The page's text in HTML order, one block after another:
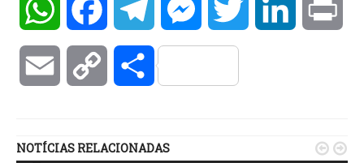
WhatsAppFacebookTelegramMessengerTwitter LinkedIn
Email Copy Compartilhar
NOTÍCIAS RELACIONADAS  